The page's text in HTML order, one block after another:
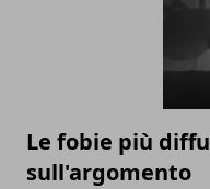
Le fobie più
sull'argomento